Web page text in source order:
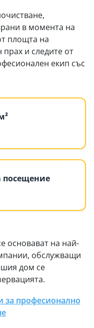
в момента на
площта на
и следите от
екип със
основават на най-
обслужващи
дом се
за професионално